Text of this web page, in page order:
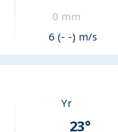
0 mm
6 (- -) m/s
Yr
23°